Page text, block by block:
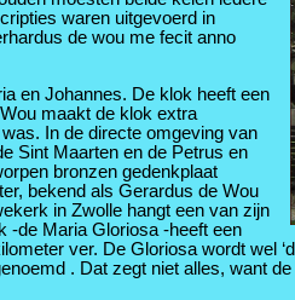
waren uitgevoerd in
de wou me fecit anno
en Johannes. De klok heeft een
maakt de klok extra
In de directe omgeving van
Sint Maarten en de Petrus en
bronzen gedenkplaat
bekend als Gerardus de Wou
in Zwolle hangt een van zijn
-de Maria Gloriosa -heeft een
ver. De Gloriosa wordt wel
. Dat zegt niet alles, want